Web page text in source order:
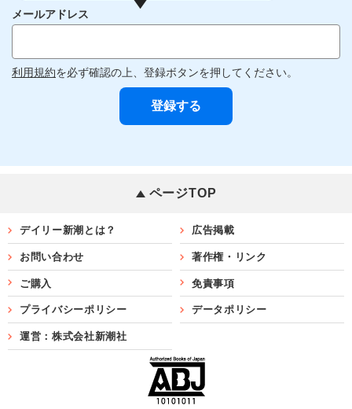
メールアドレス
利用規約を必ず確認の上、登録ボタンを押してください。
ページTOP
デイリー新潮とは？ 広告掲載
お問い合わせ 著作権・リンク
ご購入 免責事項
プライバシーポリシー データポリシー
運営：株式会社新潮社